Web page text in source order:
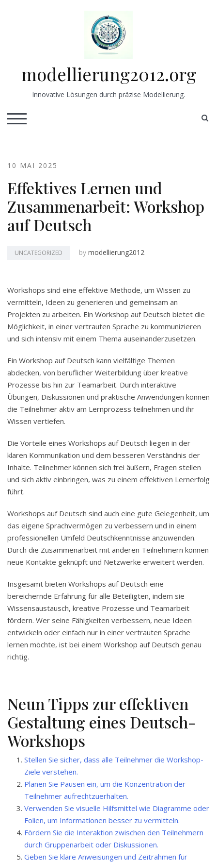
modellierung2012.org
Innovative Lösungen durch präzise Modellierung.
TOGGLE MOBILE MENU
10 MAI 2025
Effektives Lernen und
Zusammenarbeit: Workshop
auf Deutsch
UNCATEGORIZED by modellierung2012
Workshops sind eine effektive Methode, um Wissen zu
vermitteln, Ideen zu generieren und gemeinsam an
Projekten zu arbeiten. Ein Workshop auf Deutsch bietet die
Möglichkeit, in einer vertrauten Sprache zu kommunizieren
und sich intensiv mit einem Thema auseinanderzusetzen.
Ein Workshop auf Deutsch kann vielfältige Themen
abdecken, von beruflicher Weiterbildung über kreative
Prozesse bis hin zur Teamarbeit. Durch interaktive
Übungen, Diskussionen und praktische Anwendungen können
die Teilnehmer aktiv am Lernprozess teilnehmen und ihr
Wissen vertiefen.
Die Vorteile eines Workshops auf Deutsch liegen in der
klaren Kommunikation und dem besseren Verständnis der
Inhalte. Teilnehmer können sich frei äußern, Fragen stellen
und sich aktiv einbringen, was zu einem effektiven Lernerfolg
führt.
Workshops auf Deutsch sind auch eine gute Gelegenheit, um
das eigene Sprachvermögen zu verbessern und in einem
professionellen Umfeld Deutschkenntnisse anzuwenden.
Durch die Zusammenarbeit mit anderen Teilnehmern können
neue Kontakte geknüpft und Netzwerke erweitert werden.
Insgesamt bieten Workshops auf Deutsch eine
bereichernde Erfahrung für alle Beteiligten, indem sie
Wissensaustausch, kreative Prozesse und Teamarbeit
fördern. Wer seine Fähigkeiten verbessern, neue Ideen
entwickeln oder einfach nur in einer vertrauten Sprache
lernen möchte, ist bei einem Workshop auf Deutsch genau
richtig.
Neun Tipps zur effektiven
Gestaltung eines Deutsch-
Workshops
Stellen Sie sicher, dass alle Teilnehmer die Workshop-
Ziele verstehen.
Planen Sie Pausen ein, um die Konzentration der
Teilnehmer aufrechtzuerhalten.
Verwenden Sie visuelle Hilfsmittel wie Diagramme oder
Folien, um Informationen besser zu vermitteln.
Fördern Sie die Interaktion zwischen den Teilnehmern
durch Gruppenarbeit oder Diskussionen.
Geben Sie klare Anweisungen und Zeitrahmen für